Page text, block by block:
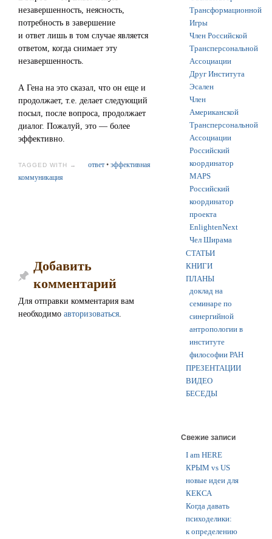
незавершенность, неясность,
потребность в завершение
и ответ лишь в том случае является
ответом, когда снимает эту
незавершенность.
А Гена на это сказал, что он еще и
продолжает, т.е. делает следующий
посыл, после вопроса, продолжает
диалог. Пожалуй, это — более
эффективно.
TAGGED WITH → ответ• эффективная
коммуникация
Добавить
комментарий
Для отправки комментария вам
необходимо авторизоваться.
Трансформационной
Игры
Член Российской
Трансперсональной
Ассоциации
Друг Института
Эсален
Член
Американской
Трансперсональной
Ассоциации
Российский
координатор
MAPS
Российский
координатор
проекта
EnlightenNext
Чел Ширама
СТАТЬИ
КНИГИ
ПЛАНЫ
доклад на
семинаре по
синергийной
антропологии в
институте
философии РАН
ПРЕЗЕНТАЦИИ
ВИДЕО
БЕСЕДЫ
Свежие записи
I am HERE
КРЫМ vs US
новые идеи для
КЕКСА
Когда давать
психоделики:
к определению